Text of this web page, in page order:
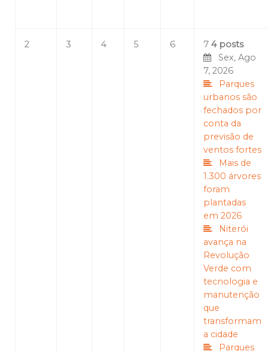
2 3 4 5 6 7 4 posts
Sex, Ago
7, 2026
Parques
urbanos são
fechados por
conta da
previsão de
ventos fortes
Mais de
1.300 árvores
foram
plantadas
em 2026
Niterói
avança na
Revolução
Verde com
tecnologia e
manutenção
que
transformam
a cidade
Parques